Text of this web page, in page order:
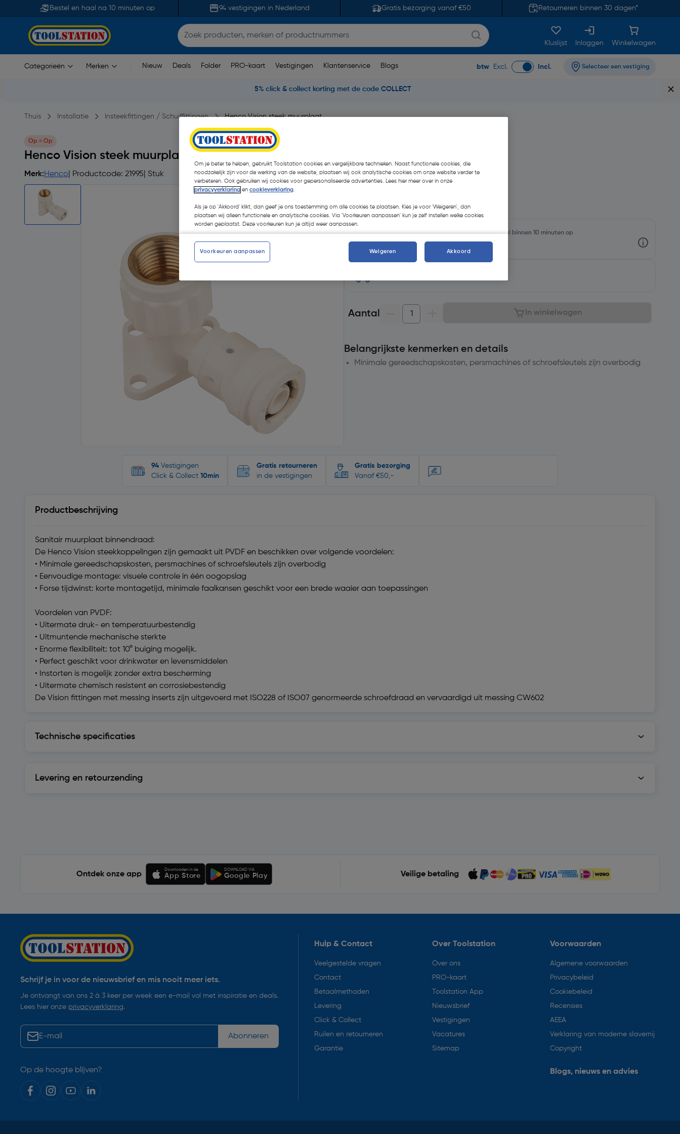
Bestel en haal na 10 minuten op 94 vestigingen in Nederland Gratis bezorging vanaf €50 Retourneren binnen 30 dagen*
Kluslijst Inloggen Winkelwagen
Categorieën Merken Nieuw Deals Folder PRO-kaart Vestigingen Klantenservice Blogs btw Excl. Incl. Selecteer een vestiging
5% click & collect korting met de code COLLECT
Thuis Installatie Insteekfittingen / Schuiffittingen Henco Vision steek muurplaat
Op = Op
Henco Vision steek muurplaat 16mmx1/2"
Merk:Henco | Productcode: 21995 | Stuk
Selecteer winkel - Bekijk voorraadniveaus en haal binnen 10 minuten op
Selecteer vestiging
Aantal In winkelwagen
Belangrijkste kenmerken en details
Minimale gereedschapskosten, persmachines of schroefsleutels zijn overbodig
94 Vestigingen
Click & Collect 10min
Gratis retourneren
in de vestigingen
Gratis bezorging
Vanaf €50,-
Productbeschrijving
Sanitair muurplaat binnendraad:
De Henco Vision steekkoppelingen zijn gemaakt uit PVDF en beschikken over volgende voordelen:
• Minimale gereedschapskosten, persmachines of schroefsleutels zijn overbodig
• Eenvoudige montage: visuele controle in één oogopslag
• Forse tijdwinst: korte montagetijd, minimale faalkansen geschikt voor een brede waaier aan toepassingen
Voordelen van PVDF:
• Uitermate druk- en temperatuurbestendig
• Uitmuntende mechanische sterkte
• Enorme flexibiliteit: tot 10° buiging mogelijk.
• Perfect geschikt voor drinkwater en levensmiddelen
• Instorten is mogelijk zonder extra bescherming
• Uitermate chemisch resistent en corrosiebestendig
De Vision fittingen met messing inserts zijn uitgevoerd met ISO228 of ISO07 genormeerde schroefdraad en vervaardigd uit messing CW602
Technische specificaties
Levering en retourzending
Ontdek onze app
Downloaden in de
App Store
DOWNLOAD VIA
Google Play Veilige betaling
Schrijf je in voor de nieuwsbrief en mis nooit meer iets.
Je ontvangt van ons 2 à 3 keer per week een e-mail vol met inspiratie en deals.
Lees hier onze privacyverklaring.
Abonneren
Op de hoogte blijven?
Hulp & Contact
Veelgestelde vragen
Contact
Betaalmethoden
Levering
Click & Collect
Ruilen en retourneren
Garantie
Over Toolstation
Over ons
PRO-kaart
Toolstation App
Nieuwsbrief
Vestigingen
Vacatures
Sitemap
Voorwaarden
Algemene voorwaarden
Privacybeleid
Cookiebeleid
Recensies
AEEA
Verklaring van moderne slavernij
Copyright
Blogs, nieuws en advies
Om je beter te helpen, gebruikt Toolstation cookies en vergelijkbare technieken. Naast functionele cookies, die
noodzakelijk zijn voor de werking van de website, plaatsen wij ook analytische cookies om onze website verder te
verbeteren. Ook gebruiken wij cookies voor gepersonaliseerde advertenties. Lees hier meer over in onze
privacyverklaring en cookieverklaring.
Als je op 'Akkoord' klikt, dan geef je ons toestemming om alle cookies te plaatsen. Kies je voor 'Weigeren', dan
plaatsen wij alleen functionele en analytische cookies. Via 'Voorkeuren aanpassen' kun je zelf instellen welke cookies
worden geplaatst. Deze voorkeuren kun je altijd weer aanpassen.
Voorkeuren aanpassen Weigeren Akkoord